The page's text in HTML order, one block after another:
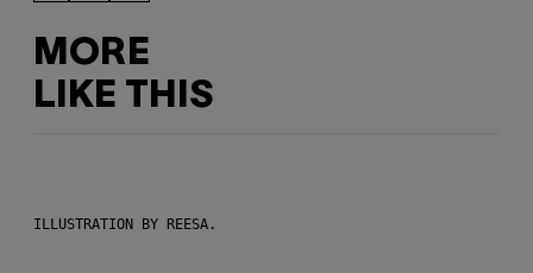
MORE
LIKE THIS
ILLUSTRATION BY REESA.